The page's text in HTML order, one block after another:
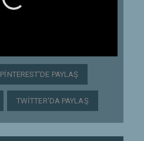
PINTEREST'DE PAYLAŞ
TWITTER'DA PAYLAŞ